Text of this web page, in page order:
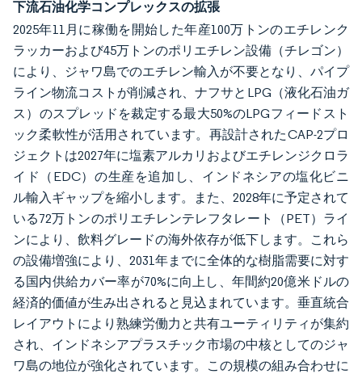
下流石油化学コンプレックスの拡張
2025年11月に稼働を開始した年産100万トンのエチレンク
ラッカーおよび45万トンのポリエチレン設備（チレゴン）
により、ジャワ島でのエチレン輸入が不要となり、パイプ
ライン物流コストが削減され、ナフサとLPG（液化石油ガ
ス）のスプレッドを裁定する最大50%のLPGフィードスト
ック柔軟性が活用されています。再設計されたCAP-2プロ
ジェクトは2027年に塩素アルカリおよびエチレンジクロラ
イド（EDC）の生産を追加し、インドネシアの塩化ビニ
ル輸入ギャップを縮小します。また、2028年に予定されて
いる72万トンのポリエチレンテレフタレート（PET）ライ
ンにより、飲料グレードの海外依存が低下します。これら
の設備増強により、2031年までに全体的な樹脂需要に対す
る国内供給カバー率が70%に向上し、年間約20億米ドルの
経済的価値が生み出されると見込まれています。垂直統合
レイアウトにより熟練労働力と共有ユーティリティが集約
され、インドネシアプラスチック市場の中核としてのジャ
ワ島の地位が強化されています。この規模の組み合わせに